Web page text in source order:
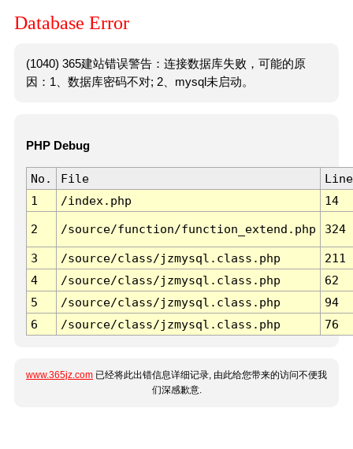
Database Error
(1040) 365建站错误警告：连接数据库失败，可能的原
因：1、数据库密码不对; 2、mysql未启动。
PHP Debug
No. File
Line
1
/index.php 14
2 /source/function/function_extend.php 324
3 /source/class/jzmysql.class.php
211
4
/source/class/jzmysql.class.php
62
5
/source/class/jzmysql.class.php
94
6
/source/class/jzmysql.class.php 76
www.365jz.com 已经将此出错信息详细记录, 由此给您带来的访问不便我
们深感歉意.